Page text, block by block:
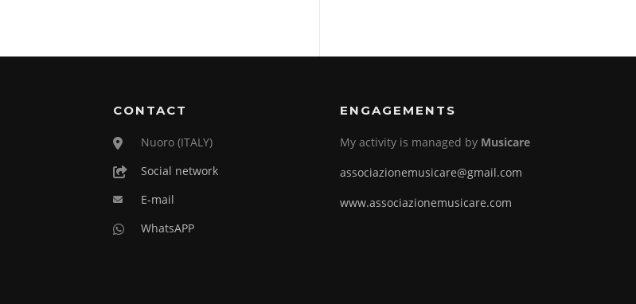
CONTACT
Nuoro (ITALY)
Social network
E-mail
WhatsAPP
ENGAGEMENTS
My activity is managed by Musicare
associazionemusicare@gmail.com
www.associazionemusicare.com